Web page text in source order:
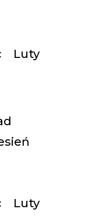
Luty
Luty